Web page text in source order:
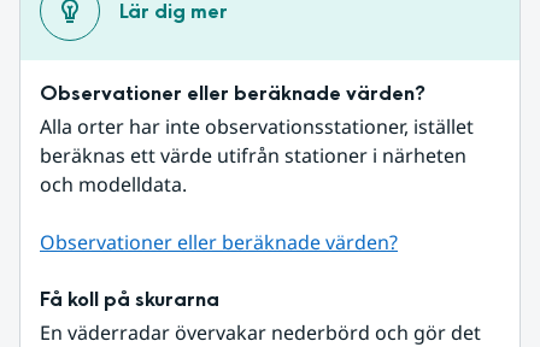
Lär dig mer
Observationer eller beräknade värden?
Alla orter har inte observationsstationer, istället
beräknas ett värde utifrån stationer i närheten
och modelldata.
Observationer eller beräknade värden?
Få koll på skurarna
En väderradar övervakar nederbörd och gör det